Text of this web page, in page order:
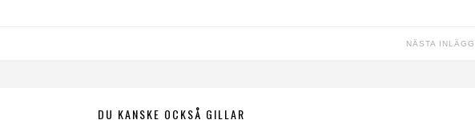
NÄSTA INLÄGG
DU KANSKE OCKSÅ GILLAR